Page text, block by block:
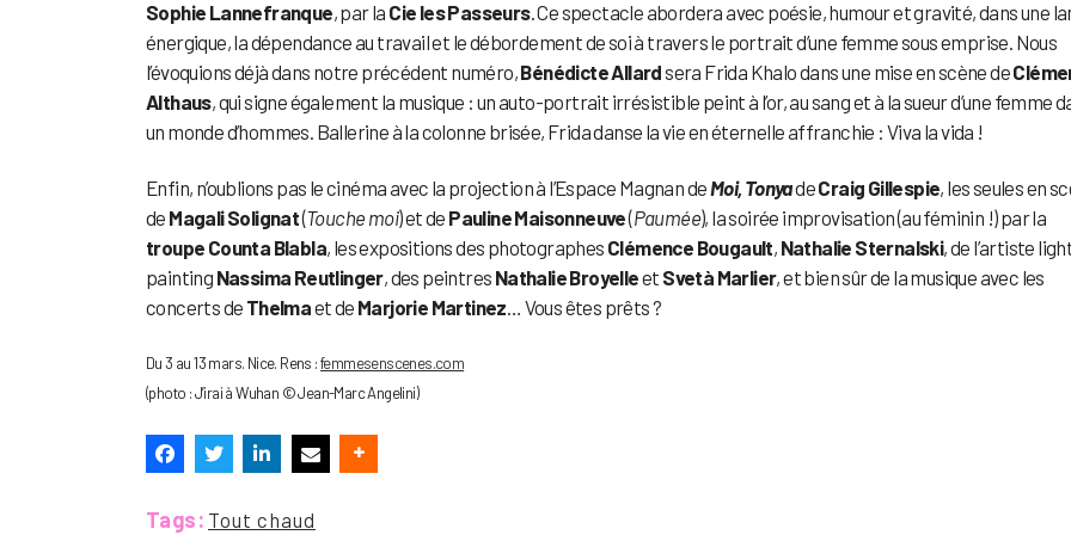
Sophie Lannefranque, par la Cie les Passeurs. Ce spectacle abordera avec poésie, humour et gravité, dans une
énergique, la dépendance au travail et le débordement de soi à travers le portrait d’une femme sous emprise. Nous
l’évoquions déjà dans notre précédent numéro,Bénédicte Allardsera Frida Khalo dans une mise en scène de
Althaus, qui signe également la musique : un auto-portrait irrésistible peint à l’or, au sang et à la sueur d’une femme
un monde d’hommes. Ballerine à la colonne brisée, Frida danse la vie en éternelle affranchie : Viva la vida !
Enfin, n’oublions pas le cinéma avec la projection à l’Espace Magnan de Moi, TonyadeCraig Gillespie, les seules en
de Magali Solignat(Touche moi) et de Pauline Maisonneuve(Paumée), la soirée improvisation (au féminin !) par la
troupe Counta Blabla, les expositions des photographes Clémence Bougault, Nathalie Sternalski, de l’artiste
painting Nassima Reutlinger, des peintres Nathalie Broyelleet Svetà Marlier, et bien sûr de la musique avec les
concerts de Thelmaet de Marjorie Martinez … Vous êtes prêts ?
Du 3 au 13 mars. Nice. Rens :femmesenscenes.com
(photo : J’irai à Wuhan © Jean-Marc Angelini)
Tags: Tout chaud